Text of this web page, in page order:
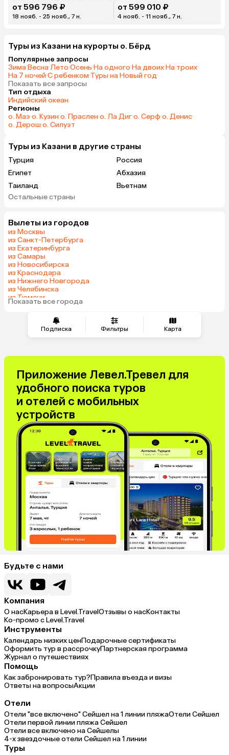
Подписка Фильтры Карта
от 596 796 ₽
18 нояб. - 25 нояб., 7 н.
от 599 010 ₽
4 нояб. - 11 нояб., 7 н.
Туры из Казани на курорты о. Бёрд
Популярные запросы
Зима·Весна·Лето·Осень·На одного·На двоих·На троих·
На 7 ночей·С ребенком·Туры на Новый год·
Показать все запросы
Тип отдыха
Индийский океан
Регионы
о. Маэ·о. Кузин·о. Праслен·о. Ла Диг·о. Серф·о. Денис·
о. Дерош·о. Силуэт
Туры из Казани в другие страны
Турция
Россия
Египет
Абхазия
Таиланд
Вьетнам
ОАЭ
Армения
Казахстан
Узбекистан
Сербия
Киргизия
Саудовская Аравия
Венгрия
Остальные страны
Вылеты из городов
из Москвы
из Санкт-Петербурга
из Екатеринбурга
из Самары
из Новосибирска
из Краснодара
из Нижнего Новгорода
из Челябинска
из Тюмени
из Минеральных Вод
Показать все города
Приложение Левел.Тревел для
удобного поиска туров
и отелей с мобильных
устройств
Будьте с нами
Компания
О насКарьера в Level.TravelОтзывы о насКонтакты
Ко-промо с Level.Travel
Инструменты
Календарь низких ценПодарочные сертификаты
Оформить тур в рассрочкуПартнерская программа
Журнал о путешествиях
Помощь
Как забронировать тур?Правила въезда и визы
Ответы на вопросыАкции
Отели
Отели "все включено" Сейшел на 1 линии пляжаОтели Сейшел
Отели первой линии пляжа Сейшел
Отели все включено на Сейшелы
4-х звездочные отели Сейшел на 1 линии
Туры